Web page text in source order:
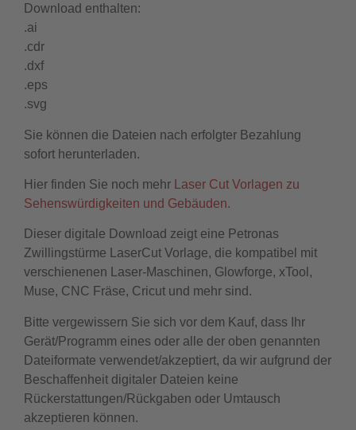
Download enthalten:
.ai
.cdr
.dxf
.eps
.svg
Sie können die Dateien nach erfolgter Bezahlung
sofort herunterladen.
Hier finden Sie noch mehr
Laser Cut Vorlagen zu
Sehenswürdigkeiten und Gebäuden.
Dieser digitale Download zeigt eine Petronas
Zwillingstürme LaserCut Vorlage, die kompatibel mit
verschienenen Laser-Maschinen, Glowforge, xTool,
Muse, CNC Fräse, Cricut und mehr sind.
Bitte vergewissern Sie sich vor dem Kauf, dass Ihr
Gerät/Programm eines oder alle der oben genannten
Dateiformate verwendet/akzeptiert, da wir aufgrund der
Beschaffenheit digitaler Dateien keine
Rückerstattungen/Rückgaben oder Umtausch
akzeptieren können.